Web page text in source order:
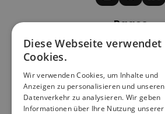
Pages
Imprint
Cookies
Terms of Service
Support
Diese Webseite verwendet
Cookies.
Wir verwenden Cookies, um Inhalte und
Anzeigen zu personalisieren und unseren
Datenverkehr zu analysieren. Wir geben
Informationen über Ihre Nutzung unserer